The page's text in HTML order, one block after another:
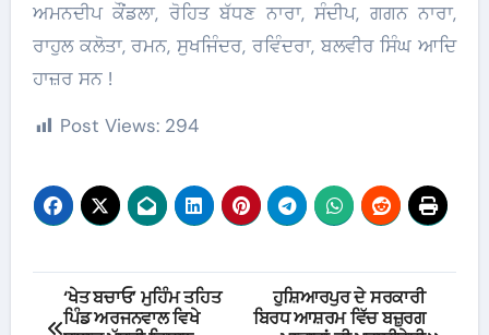
ਅਮਨਦੀਪ ਕੌਂਡਲਾ, ਰੋਹਿਤ ਬੱਧਣ ਨਾਰਾ, ਸੰਦੀਪ, ਗਗਨ ਨਾਰਾ,
ਰਾਹੁਲ ਕਲੋਤਾ, ਰਮਨ, ਸੁਖਜਿੰਦਰ, ਰਵਿੰਦਰਾ, ਬਲਵੀਰ ਸਿੰਘ ਆਦਿ
ਹਾਜ਼ਰ ਸਨ !
Post Views: 294
Post
‘ਖੇਤ ਬਚਾਓ’ ਮੁਹਿੰਮ ਤਹਿਤ
ਪਿੰਡ ਅਰਜਨਵਾਲ ਵਿਖੇ
ਹੁਸ਼ਿਆਰਪੁਰ ਦੇ ਸਰਕਾਰੀ
ਬਿਰਧ ਆਸ਼ਰਮ ਵਿੱਚ ਬਜ਼ੁਰਗ